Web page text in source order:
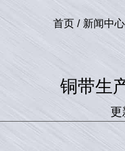
首页 / 新闻中心
铜带生
更